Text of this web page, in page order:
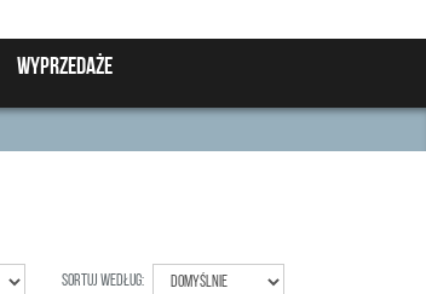
Wyprzedaże
Sortuj według: